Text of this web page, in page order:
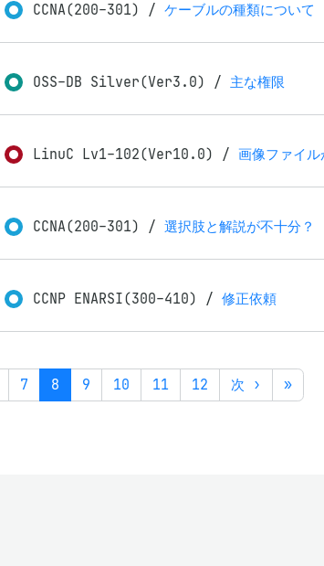
CCNA(200-301) / ケーブルの種類について
OSS-DB Silver(Ver3.0) / 主な権限
LinuC Lv1-102(Ver10.0) / 画像ファイル
CCNA(200-301) / 選択肢と解説が不十分？
CCNP ENARSI(300-410) / 修正依頼
7 8 9 10 11 12 次 › »